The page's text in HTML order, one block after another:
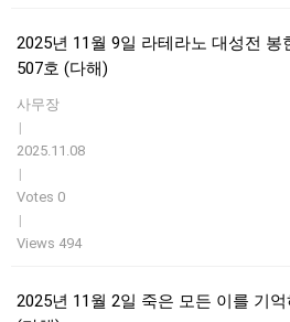
2025년 11월 9일 라테라노 대성전
507호 (다해)
사무장
|
2025.11.08
|
Votes 0
|
Views 494
2025년 11월 2일 죽은 모든 이를 기